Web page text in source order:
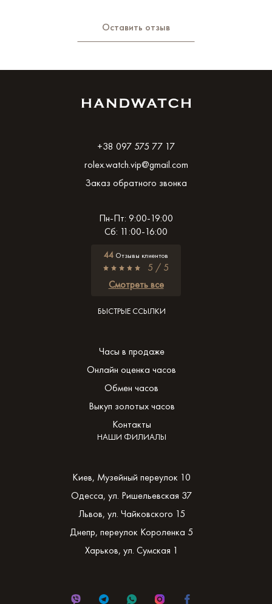
Оставить отзыв
+38 097 575 77 17
rolex.watch.vip@gmail.com
Заказ обратного звонка
Пн-Пт: 9:00-19:00
Сб: 11:00-16:00
44 Отзывы клиентов
5 / 5
Смотреть все
БЫСТРЫЕ ССЫЛКИ
Часы в продаже
Онлайн оценка часов
Обмен часов
Выкуп золотых часов
Контакты
НАШИ ФИЛИАЛЫ
Киев, Музейный переулок 10
Одесса, ул. Ришельевская 37
Львов, ул. Чайковского 15
Днепр, переулок Короленка 5
Харьков, ул. Сумская 1